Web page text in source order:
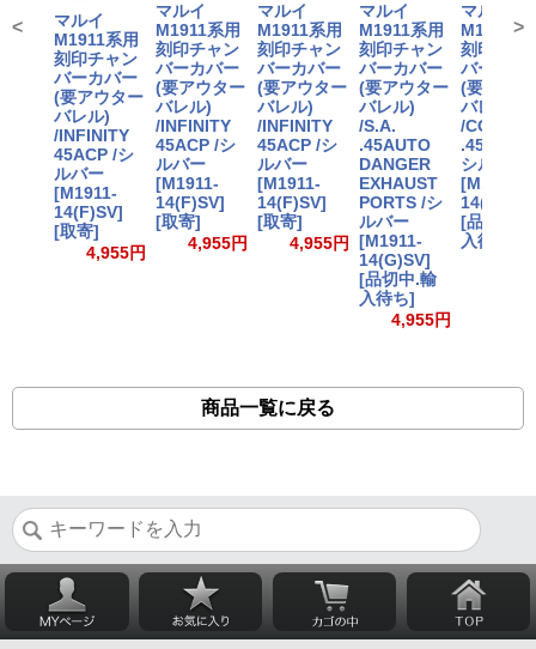
マルイ
M1911系用
刻印チャン
バーカバー
(要アウター
バレル)
/INFINITY
45ACP /シ
ルバー
[M1911-
14(F)SV]
[取寄]
4,955円
マルイ
M1911系用
刻印チャン
バーカバー
(要アウター
バレル)
/INFINITY
45ACP /シ
ルバー
[M1911-
14(F)SV]
[取寄]
4,955円
マルイ
M1911系用
刻印チャン
バーカバー
(要アウター
バレル)
/INFINITY
45ACP /シ
ルバー
[M1911-
14(F)SV]
[取寄]
4,955円
マルイ
M1911系用
刻印チャン
バーカバー
(要アウター
バレル)
/S.A.
.45AUTO
DANGER
EXHAUST
PORTS /シ
ルバー
[M1911-
14(G)SV]
[品切中.輸
入待ち]
4,955円
マルイ
M1911系
刻印チャ
バーカバ
(要アウ
バレル)
/COLT
.45AUTO
シルバー
[M1911-
14(B)SV]
[品切中.
入待ち]
< >
商品一覧に戻る